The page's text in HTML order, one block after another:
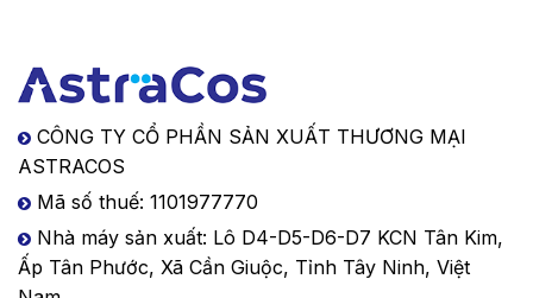
CÔNG TY CỔ PHẦN SẢN XUẤT THƯƠNG MẠI
ASTRACOS
Mã số thuế: 1101977770
Nhà máy sản xuất: Lô D4-D5-D6-D7 KCN Tân Kim,
Ấp Tân Phước, Xã Cần Giuộc, Tỉnh Tây Ninh, Việt